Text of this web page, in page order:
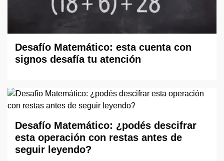
Desafío Matemático: esta cuenta con
signos desafía tu atención
Desafío Matemático: ¿podés descifrar
esta operación con restas antes de
seguir leyendo?